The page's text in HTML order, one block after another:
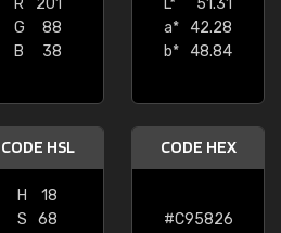
R
201
G
88
B
38
L*
51.31
a*
42.28
b*
48.84
CODE HSL
H
18
S
68
CODE HEX
#C95826